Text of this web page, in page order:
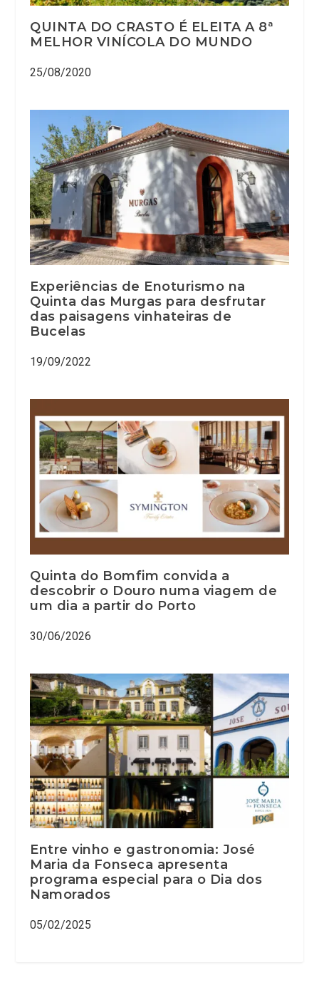
QUINTA DO CRASTO É ELEITA A 8ª
MELHOR VINÍCOLA DO MUNDO
25/08/2020
Experiências de Enoturismo na
Quinta das Murgas para desfrutar
das paisagens vinhateiras de
Bucelas
19/09/2022
Quinta do Bomfim convida a
descobrir o Douro numa viagem de
um dia a partir do Porto
30/06/2026
Entre vinho e gastronomia: José
Maria da Fonseca apresenta
programa especial para o Dia dos
Namorados
05/02/2025